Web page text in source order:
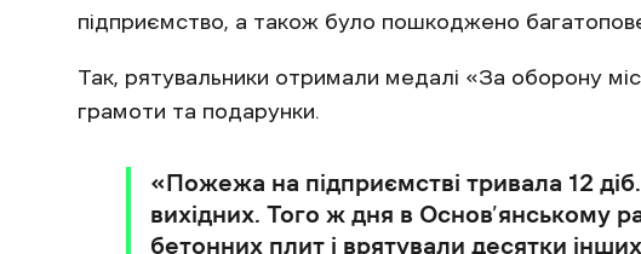
підприємство, а також було пошкоджено
Так, рятувальники отримали медалі «За оборону
грамоти та подарунки.
«Пожежа на підприємстві тривала 12
вихідних. Того ж дня в Основ’янському
бетонних плит і врятували десятки